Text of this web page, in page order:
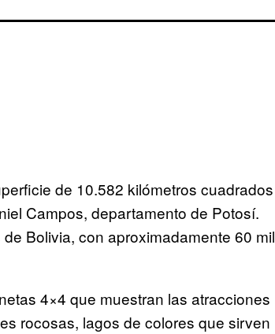
de 10.582 kilómetros cuadrados
Campos, departamento de Potosí.
Bolivia, con aproximadamente 60 mil
4×4 que muestran las atracciones
rocosas, lagos de colores que sirven